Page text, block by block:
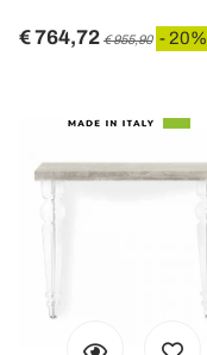
€ 764,72 € 955,90 - 20%